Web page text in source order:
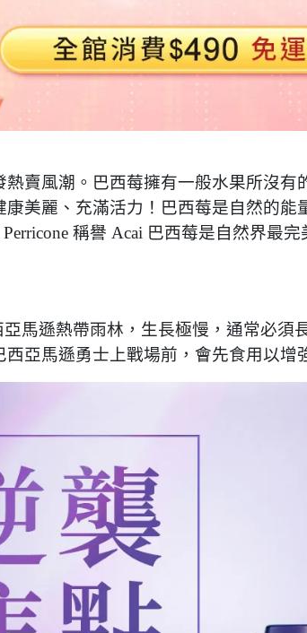
熱賣風潮。巴西莓擁有一般水果所沒有
康美麗、充滿活力！巴西莓是自然的能
稱譽 Acai 巴西莓是自然界最
馬遜熱帶雨林，生長極慢，通常必須
亞馬遜勇士上戰場前，會先食用以增